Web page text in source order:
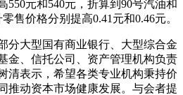
550元和540元，折算到90号汽油和
售价格分别提高0.41元和0.46元。
大型国有商业银行、大型综合金
金、信托公司、资产管理机构负责
清表示，希望各类专业机构秉持价
推动资本市场健康发展。与会者提